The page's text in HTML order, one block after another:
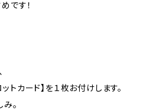
です！
カード】を１枚お付けします。
。